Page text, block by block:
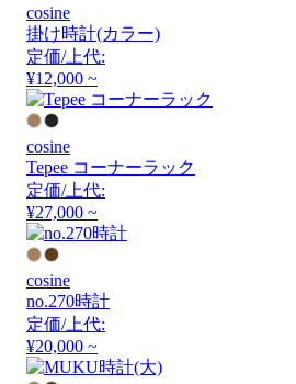
cosine
掛け時計(カラー)
定価/上代:
¥12,000 ~
cosine
Tepee コーナーラック
定価/上代:
¥27,000 ~
cosine
no.270時計
定価/上代:
¥20,000 ~